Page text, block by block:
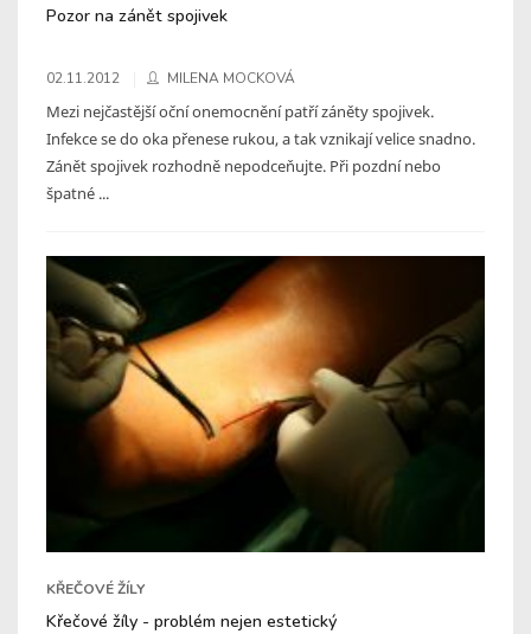
Pozor na zánět spojivek
02.11.2012 MILENA MOCKOVÁ
Mezi nejčastější oční onemocnění patří záněty spojivek.
Infekce se do oka přenese rukou, a tak vznikají velice snadno.
Zánět spojivek rozhodně nepodceňujte. Při pozdní nebo
špatné ...
KŘEČOVÉ ŽÍLY
Křečové žíly - problém nejen estetický